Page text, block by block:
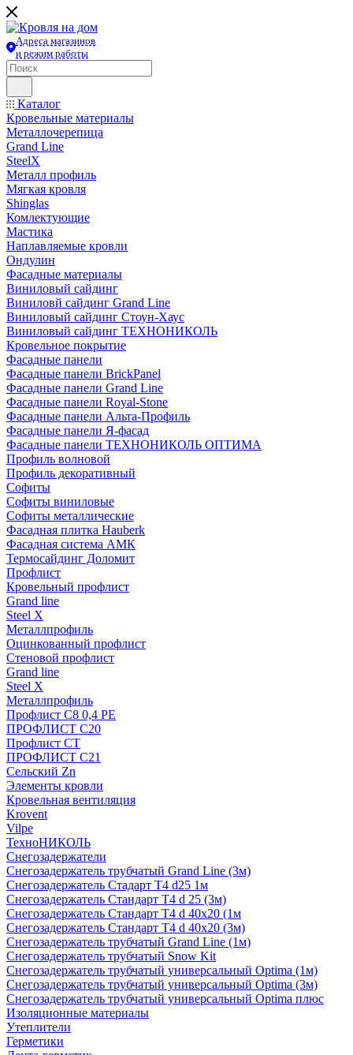
Адреса магазинов
и режим работы
Каталог
Кровельные материалы
Металлочерепица
Grand Line
SteelX
Металл профиль
Мягкая кровля
Shinglas
Комлектующие
Мастика
Наплавляемые кровли
Ондулин
Фасадные материалы
Виниловый сайдинг
Виниловй сайдинг Grand Line
Виниловый сайдинг Стоун-Хаус
Виниловый сайдинг ТЕХНОНИКОЛЬ
Кровельное покрытие
Фасадные панели
Фасадные панели BrickPanel
Фасадные панели Grand Line
Фасадные панели Royal-Stone
Фасадные панели Альта-Профиль
Фасадные панели Я-фасад
Фасадные панели ТЕХНОНИКОЛЬ ОПТИМА
Профиль волновой
Профиль декоративный
Софиты
Софиты виниловые
Софиты металлические
Фасадная плитка Hauberk
Фасадная система АМК
Термосайдинг Доломит
Профлист
Кровельный профлист
Grand line
Steel X
Металлпрофиль
Оцинкованный профлист
Стеновой профлист
Grand line
Steel X
Металлпрофиль
Профлист С8 0,4 РЕ
ПРОФЛИСТ С20
Профлист СТ
ПРОФЛИСТ С21
Сельский Zn
Элементы кровли
Кровельная вентиляция
Krovent
Vilpe
ТехноНИКОЛЬ
Снегозадержатели
Снегозадержатель трубчатый Grand Line (3м)
Снегозадержатель Стадарт Т4 d25 1м
Снегозадержатель Стандарт Т4 d 25 (3м)
Снегозадержатель Стандарт Т4 d 40х20 (1м
Снегозадержатель Стандарт Т4 d 40х20 (3м)
Снегозадержатель трубчатый Grand Line (1м)
Снегозадержатель трубчатый Snow Kit
Снегозадержатель трубчатый универсальный Optima (1м)
Снегозадержатель трубчатый универсальный Optima (3м)
Снегозадержатель трубчатый универсальный Optima плюс
Изоляционные материалы
Утеплители
Герметики